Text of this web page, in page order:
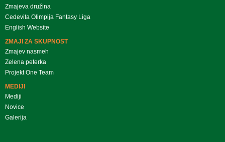
Zmajeva družina
Cedevita Olimpija Fantasy Liga
English Website
ZMAJI ZA SKUPNOST
Zmajev nasmeh
Zelena peterka
Projekt One Team
MEDIJI
Mediji
Novice
Galerija